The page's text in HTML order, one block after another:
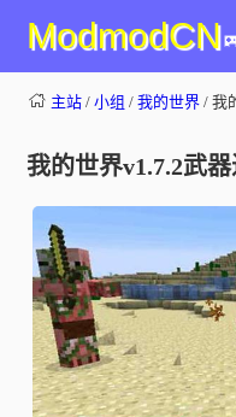
ModmodCN
主站 / 小组 / 我的世界 / 我
我的世界v1.7.2武